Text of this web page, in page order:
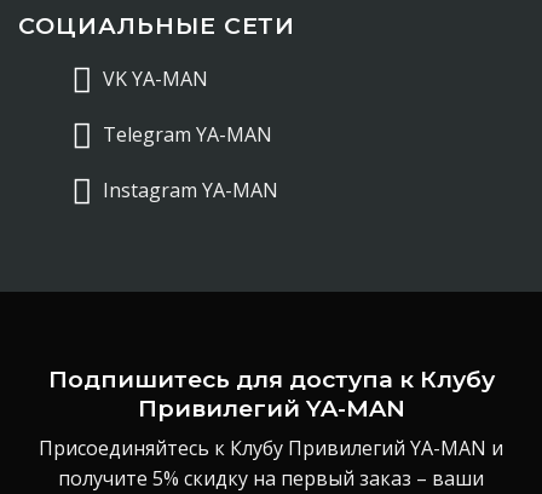
СОЦИАЛЬНЫЕ СЕТИ
VK YA-MAN
Telegram YA-MAN
Instagram YA-MAN
Подпишитесь для доступа к Клубу
Привилегий YA-MAN
Присоединяйтесь к Клубу Привилегий YA-MAN и
получите 5% скидку на первый заказ – ваши